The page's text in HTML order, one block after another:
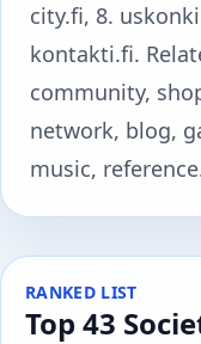
city.fi, 8.
kontakti.fi.
community,
network, blog,
music,
RANKED LIST
Top 43